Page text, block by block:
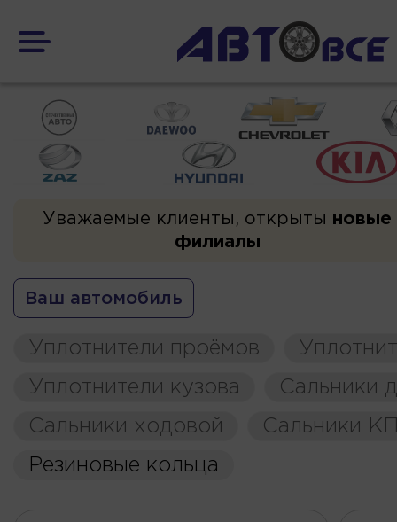
Уважаемые клиенты, открыты новые
филиалы
Ваш автомобиль
Уплотнители проёмов
Уплотнители кузова
Сальники
Сальники ходовой
Сальники
Резиновые кольца